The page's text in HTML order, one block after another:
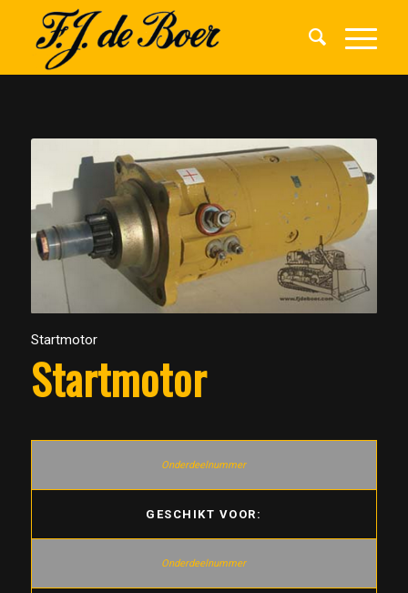
Startmotor
Startmotor
GESCHIKT VOOR: